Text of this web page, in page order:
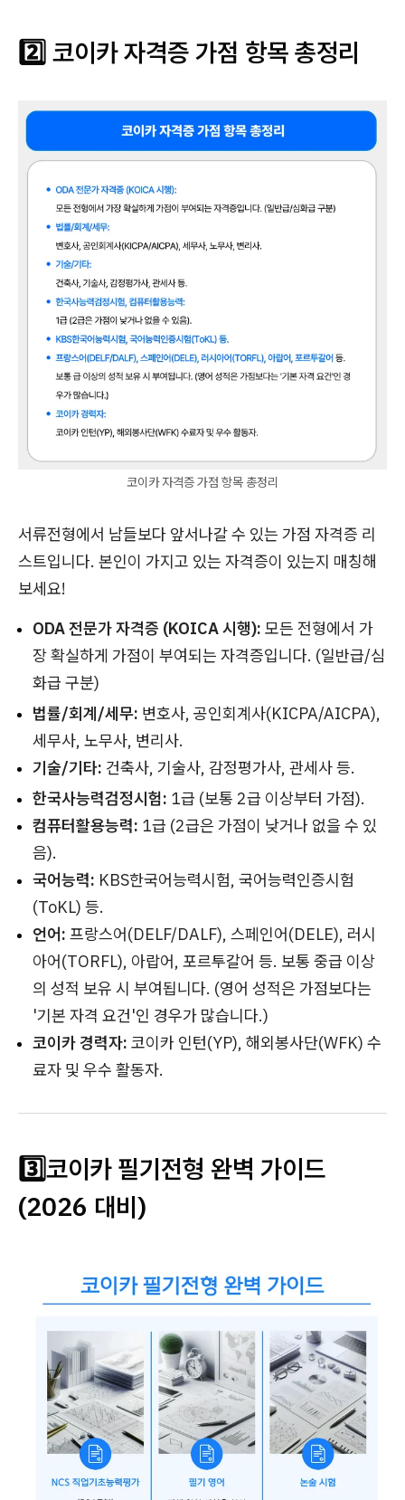
2️⃣ 코이카 자격증 가점 항목 총정리
코이카 자격증 가점 항목 총정리
서류전형에서 남들보다 앞서나갈 수 있는 가점 자격증 리
스트입니다. 본인이 가지고 있는 자격증이 있는지 매칭해
보세요!
ODA 전문가 자격증 (KOICA 시행): 모든 전형에서 가
장 확실하게 가점이 부여되는 자격증입니다. (일반급/심
화급 구분)
법률/회계/세무: 변호사, 공인회계사(KICPA/AICPA),
세무사, 노무사, 변리사.
기술/기타: 건축사, 기술사, 감정평가사, 관세사 등.
한국사능력검정시험: 1급 (보통 2급 이상부터 가점).
컴퓨터활용능력: 1급 (2급은 가점이 낮거나 없을 수 있
음).
국어능력: KBS한국어능력시험, 국어능력인증시험
(ToKL) 등.
언어: 프랑스어(DELF/DALF), 스페인어(DELE), 러시
아어(TORFL), 아랍어, 포르투갈어 등. 보통 중급 이상
의 성적 보유 시 부여됩니다. (영어 성적은 가점보다는
'기본 자격 요건'인 경우가 많습니다.)
코이카 경력자: 코이카 인턴(YP), 해외봉사단(WFK) 수
료자 및 우수 활동자.
3️⃣코이카 필기전형 완벽 가이드
(2026 대비)